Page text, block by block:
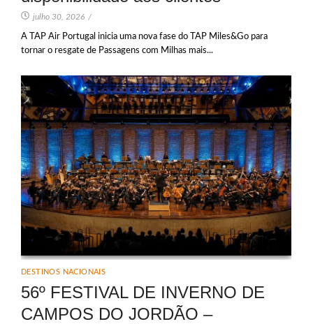
julho 30, 2026 /
A TAP Air Portugal inicia uma nova fase do TAP Miles&Go para
tornar o resgate de Passagens com Milhas mais...
DESTINOS NACIONAIS
56º FESTIVAL DE INVERNO DE
CAMPOS DO JORDÃO –